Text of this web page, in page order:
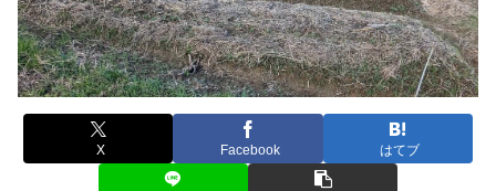
X Facebook はてブ